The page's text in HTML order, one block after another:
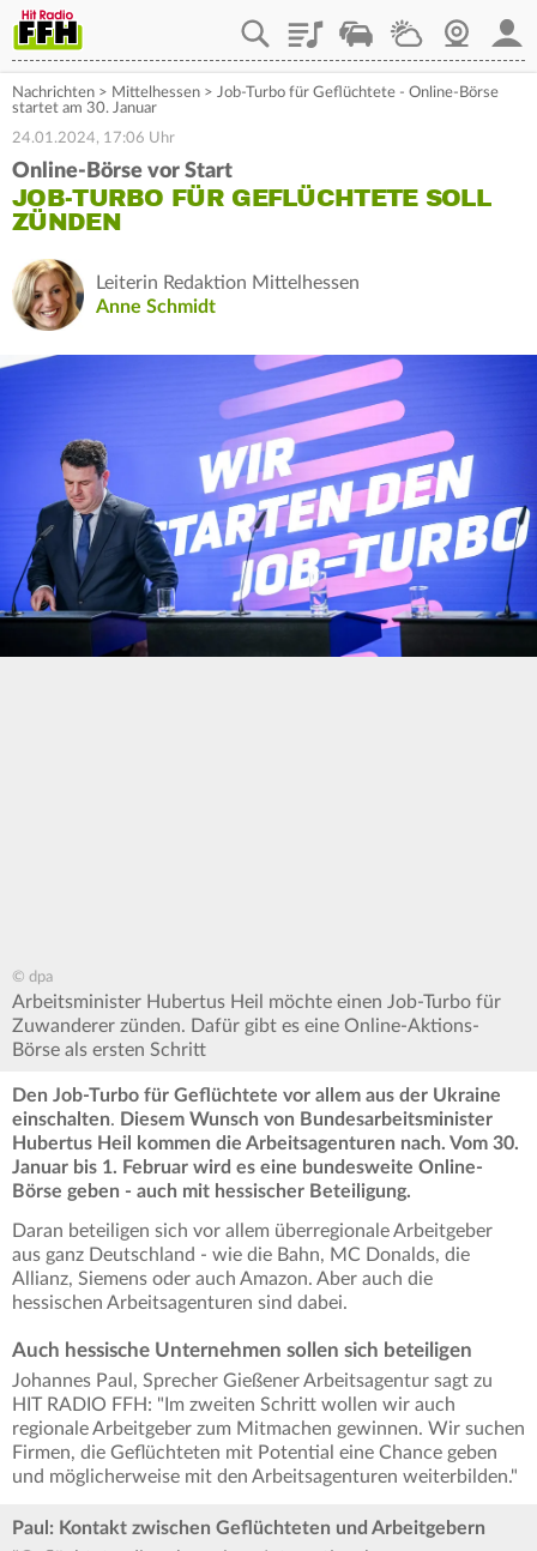
PlaylistStaupilotWetterWebcam
Nachrichten > Mittelhessen > Job-Turbo für Geflüchtete - Online-Börse
startet am 30. Januar
24.01.2024, 17:06 Uhr
Online-Börse vor Start
JOB-TURBO FÜR GEFLÜCHTETE SOLL
ZÜNDEN
Leiterin Redaktion Mittelhessen
Anne Schmidt
© dpa
Arbeitsminister Hubertus Heil möchte einen Job-Turbo für
Zuwanderer zünden. Dafür gibt es eine Online-Aktions-
Börse als ersten Schritt
Den Job-Turbo für Geflüchtete vor allem aus der Ukraine
einschalten. Diesem Wunsch von Bundesarbeitsminister
Hubertus Heil kommen die Arbeitsagenturen nach. Vom 30.
Januar bis 1. Februar wird es eine bundesweite Online-
Börse geben - auch mit hessischer Beteiligung.
Daran beteiligen sich vor allem überregionale Arbeitgeber
aus ganz Deutschland - wie die Bahn, MC Donalds, die
Allianz, Siemens oder auch Amazon. Aber auch die
hessischen Arbeitsagenturen sind dabei.
Auch hessische Unternehmen sollen sich beteiligen
Johannes Paul, Sprecher Gießener Arbeitsagentur sagt zu
HIT RADIO FFH: "Im zweiten Schritt wollen wir auch
regionale Arbeitgeber zum Mitmachen gewinnen. Wir suchen
Firmen, die Geflüchteten mit Potential eine Chance geben
und möglicherweise mit den Arbeitsagenturen weiterbilden."
Paul: Kontakt zwischen Geflüchteten und Arbeitgebern